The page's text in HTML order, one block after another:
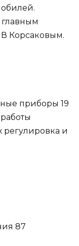
Корсаковым.
приборы 19
регулировка и
87